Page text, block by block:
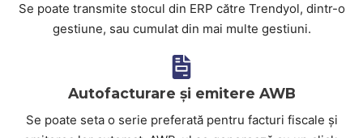
Se poate transmite stocul din ERP către Trendyol, dintr-o
gestiune, sau cumulat din mai multe gestiuni.
Autofacturare și emitere AWB
Se poate seta o serie preferată pentru facturi fiscale și